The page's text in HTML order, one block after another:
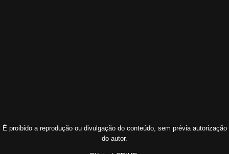
É proibido a reprodução ou divulgação do conteúdo, sem prévia autorização
do autor.